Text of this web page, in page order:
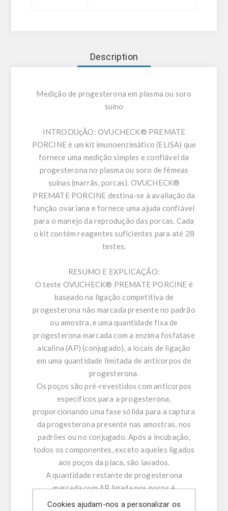
Description
Medição de progesterona em plasma ou soro
suíno
INTRODUçÃO: OVUCHECK® PREMATE
PORCINE é um kit imunoenzimático (ELISA) que
fornece uma medição simples e confiável da
progesterona no plasma ou soro de fêmeas
suínas (marrãs, porcas). OVUCHECK®
PREMATE PORCINE destina-se à avaliação da
função ovariana e fornece uma ajuda confiável
para o manejo da reprodução das porcas. Cada
o kit contém reagentes suficientes para até 28
testes.
RESUMO E EXPLICAÇÃO:
O teste OVUCHECK® PREMATE PORCINE é
baseado na ligação competitiva de
progesterona não marcada presente no padrão
ou amostra, e uma quantidade fixa de
progesterona marcada com a enzima fosfatase
alcalina (AP) (conjugado), a locais de ligação
em uma quantidade limitada de anticorpos de
progesterona.
Os poços são pré-revestidos com anticorpos
específicos para a progesterona,
proporcionando uma fase sólida para a captura
da progesterona presente nas amostras, nos
padrões ou no conjugado. Após a incubação,
todos os componentes, exceto aqueles ligados
aos poços da placa, são lavados.
A quantidade restante de progesterona
marcada com AP ligada nos poços é
inversamente proporcional à concentração da
Cookies ajudam-nos a personalizar os